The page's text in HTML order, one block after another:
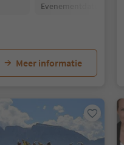
evenementdatum
Meer informatie